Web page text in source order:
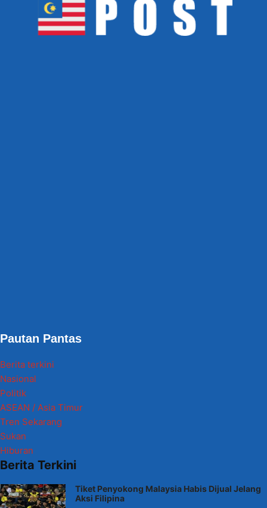
Pautan Pantas
Berita terkini
Nasional
Politik
ASEAN / Asia Timur
Tren Sekarang
Sukan
Hiburan
Berita Terkini
Tiket Penyokong Malaysia Habis Dijual Jelang
Aksi Filipina